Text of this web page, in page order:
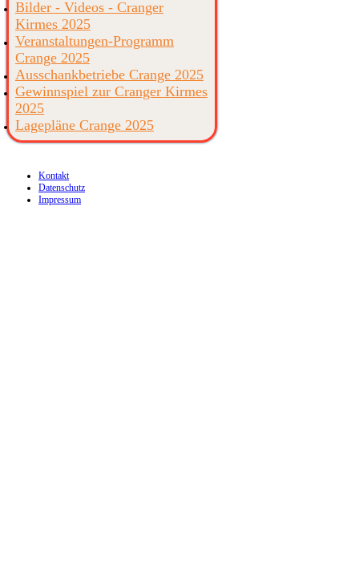
Bilder - Videos - Cranger
Kirmes 2025
Veranstaltungen-Programm
Crange 2025
Ausschankbetriebe Crange 2025
Gewinnspiel zur Cranger Kirmes
2025
Lagepläne Crange 2025
Kontakt
Datenschutz
Impressum